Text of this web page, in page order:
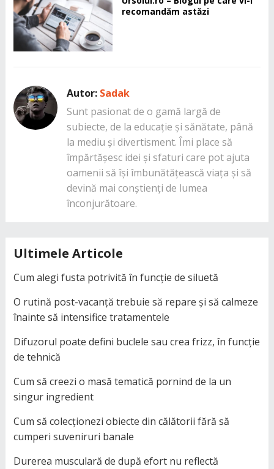
recomandăm astăzi
Autor: Sadak
Sunt pasionat de o gamă largă de
subiecte, de la educație și sănătate, până
la mediu și divertisment. Îmi place să
împărtășesc idei și sfaturi care pot ajuta
oamenii să își îmbunătățească viața și să
devină mai conștienți de lumea
înconjurătoare.
Ultimele Articole
Cum alegi fusta potrivită în funcție de siluetă
O rutină post-vacanță trebuie să repare și să calmeze
înainte să intensifice tratamentele
Difuzorul poate defini buclele sau crea frizz, în funcție
de tehnică
Cum să creezi o masă tematică pornind de la un
singur ingredient
Cum să colecționezi obiecte din călătorii fără să
cumperi suveniruri banale
Durerea musculară de după efort nu reflectă